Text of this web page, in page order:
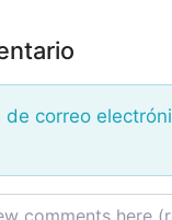
de correo